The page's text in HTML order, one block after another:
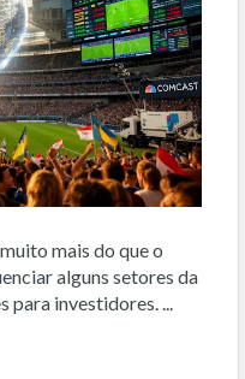
mais do que o
alguns setores da
para investidores. ...